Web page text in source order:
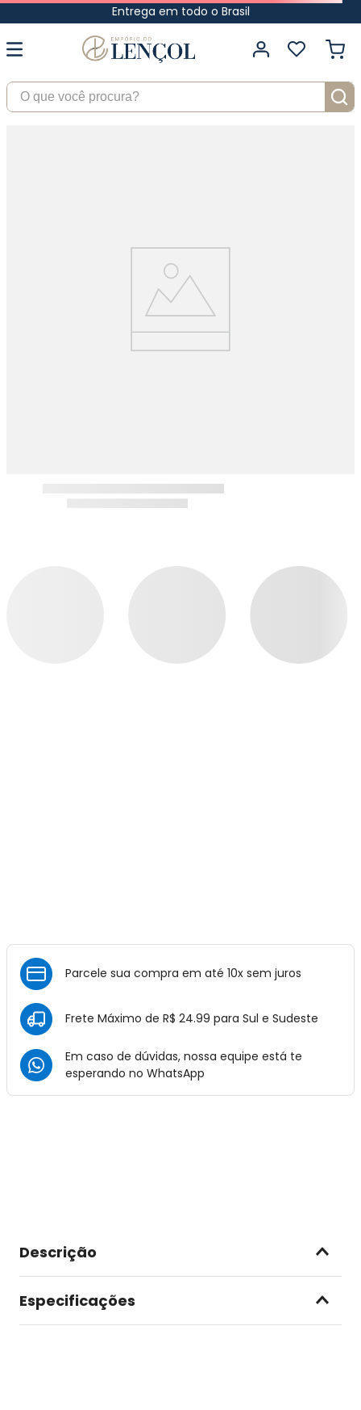
Entrega em todo o Brasil
O que você procura?
Parcele sua compra em até 10x sem juros
Frete Máximo de R$ 24.99 para Sul e Sudeste
Em caso de dúvidas, nossa equipe está te
esperando no WhatsApp
Descrição
Especificações